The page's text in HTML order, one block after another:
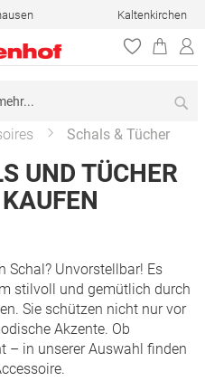
Kaltenkirchen
Schals & Tücher
UND TÜCHER
Schal? Unvorstellbar! Es
stilvoll und gemütlich durch
Sie schützen nicht nur vor
Akzente. Ob
– in unserer Auswahl finden